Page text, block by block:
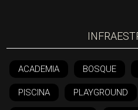
ACADEMIA BOSQUE
PISCINA PLAYGROUND